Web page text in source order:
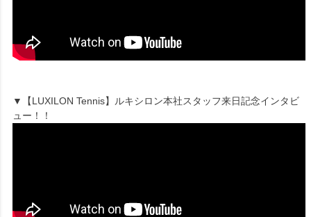
▼【LUXILON Tennis】ルキシロン本社スタッフ来日記念インタビ
ュー！！